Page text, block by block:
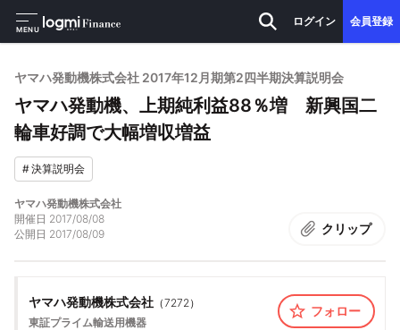
MENU
ログイン 会員登録
ヤマハ発動機株式会社 2017年12月期第2四半期決算説明会
ヤマハ発動機、上期純利益88％増 新興国二
輪車好調で大幅増収増益
#決算説明会
ヤマハ発動機株式会社
開催日 2017/08/08
公開日 2017/08/09 クリップ
ヤマハ発動機株式会社 （7272）
東証プライム輸送用機器
フォロー